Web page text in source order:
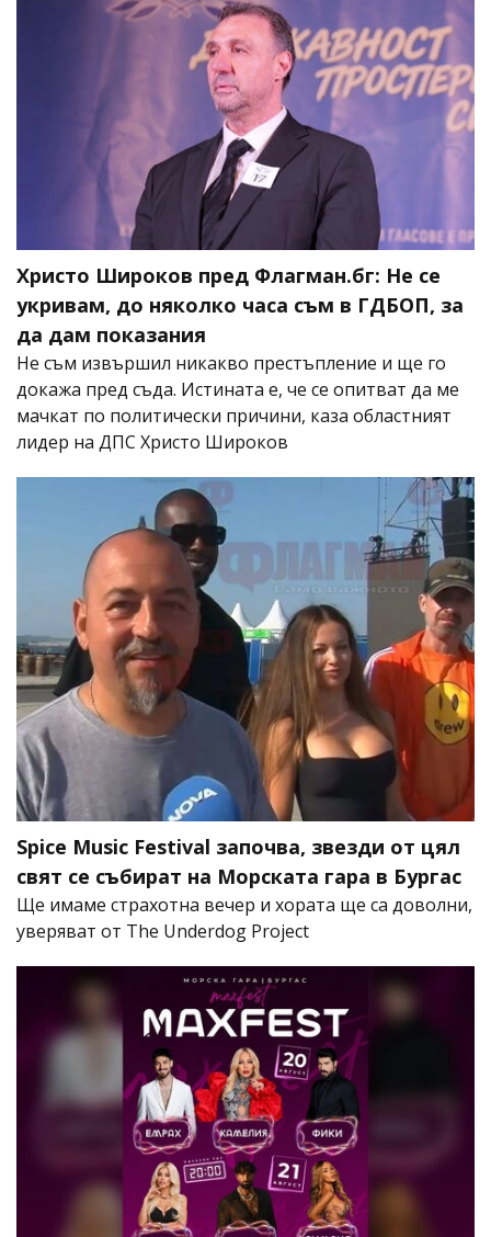
Христо Широков пред Флагман.бг: Не се
укривам, до няколко часа съм в ГДБОП, за
да дам показания
Не съм извършил никакво престъпление и ще го
докажа пред съда. Истината е, че се опитват да ме
мачкат по политически причини, каза областният
лидер на ДПС Христо Широков
Spice Music Festival започва, звезди от цял
свят се събират на Морската гара в Бургас
Ще имаме страхотна вечер и хората ще са доволни,
уверяват от The Underdog Project